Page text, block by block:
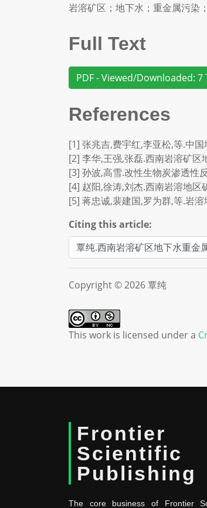
岩溶矿区；地下水；重金属污染
Full Text
PDF - Viewed/Downloaded: 7
References
[1] 张兆吉,费宇红,李亚松,等.中
[2] 李华,王强,张磊.西南岩溶矿区
[3] 孙波,高雪.改性生物炭渗透性
[4] 赵阳,徐涛,刘杰.西南岩溶地区
[5] 蒋忠诚,裴建国,罗为群,等.岩
Citing this article:
Copyright © 2026 覃纯
This work is licensed under a
Frontier
Scientific
Publishing
The core business of Frontier